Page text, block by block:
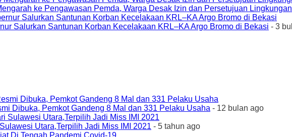
ke Pengawasan Pemda, Warga Desak Izin dan Persetujuan
Salurkan Santunan Korban Kecelakaan KRL–KA Argo Bromo di Bekasi - 3
Dibuka, Pemkot Gandeng 8 Mal dan 331 Pelaku Usaha - 12 bulan ago
Utara,Terpilih Jadi Miss IMI 2021 - 5 tahun ago